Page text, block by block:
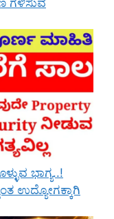
ಭಾಗ್ಯ..!
ಉದ್ಯೋಗಕ್ಕಾಗಿ